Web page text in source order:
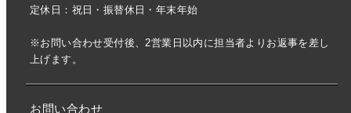
定休日：祝日・振替休日・年末年始
※お問い合わせ受付後、2営業日以内に担当者よりお返事を差し
上げます。
お問い合わせ